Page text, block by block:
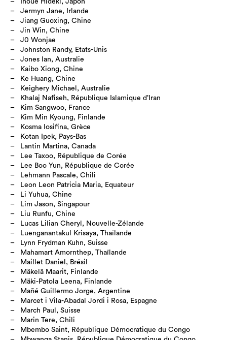
Jermyn Jane, Irlande
Jiang Guoxing, Chine
Jin Win, Chine
J0 Wonjae
Johnston Randy, Etats-Unis
Jones Ian, Australie
Kaibo Xiong, Chine
Ke Huang, Chine
Keighery Michael, Australie
Khalaj Nafiseh, République Islamique d’Iran
Kim Sangwoo, France
Kim Min Kyoung, Finlande
Kosma Iosifina, Grèce
Kotan Ipek, Pays-Bas
Lantin Martina, Canada
Lee Taxoo, République de Corée
Lee Boo Yun, République de Corée
Lehmann Pascale, Chili
Leon Leon Patricia Maria, Equateur
Li Yuhua, Chine
Lim Jason, Singapour
Liu Runfu, Chine
Lucas Lilian Cheryl, Nouvelle-Zélande
Luenganantakul Krisaya, Thaïlande
Lynn Frydman Kuhn, Suisse
Mahamart Amornthep, Thaïlande
Maillet Daniel, Brésil
Mäkelä Maarit, Finlande
Mäki-Patola Leena, Finlande
Mañé Guillermo Jorge, Argentine
Marcet i Vila-Abadal Jordi i Rosa, Espagne
March Paul, Suisse
Marin Tere, Chili
Mbembo Saint, République Démocratique du Congo